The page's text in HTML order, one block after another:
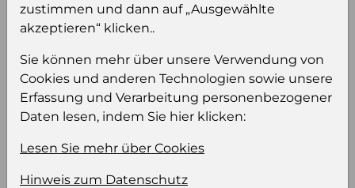
Produktinformation
Wählen Sie eine Sprache und ein Format für
Ihre Produktdatei aus
Sprache
Keiner
Format auswählen
zustimmen und dann auf „Ausgewählte
akzeptieren“ klicken..
Sie können mehr über unsere Verwendung von
Cookies und anderen Technologien sowie unsere
Erfassung und Verarbeitung personenbezogener
Daten lesen, indem Sie hier klicken:
Lesen Sie mehr über Cookies
Hinweis zum Datenschutz